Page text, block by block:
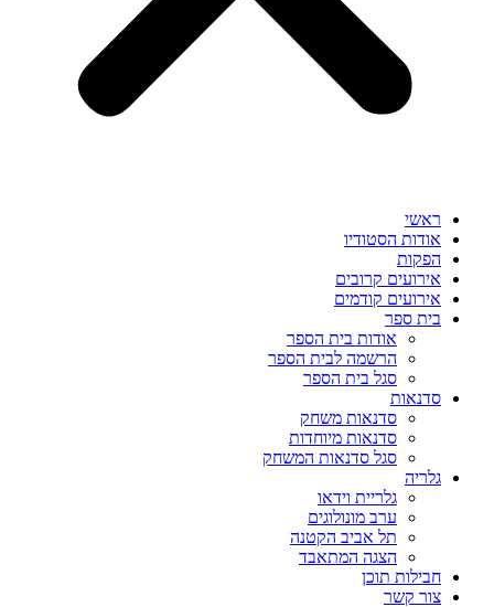
ראשי
אודות הסטודיו
הפקות
אירועים קרובים
אירועים קודמים
בית ספר
אודות בית הספר
הרשמה לבית הספר
סגל בית הספר
סדנאות
סדנאות משחק
סדנאות מיוחדות
סגל סדנאות המשחק
גלריה
גלריית וידאו
ערב מונולוגים
תל אביב הקטנה
הצגה המתאבד
חבילות תוכן
צור קשר